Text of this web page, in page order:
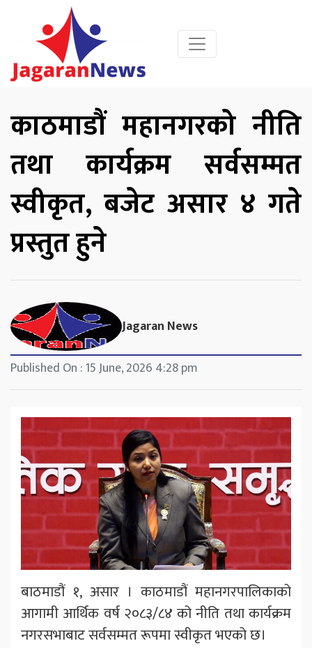
काठमाडौं महानगरको नीति
तथा कार्यक्रम सर्वसम्मत
स्वीकृत, बजेट असार ४ गते
प्रस्तुत हुने
Jagaran News
Published On : 15 June, 2026 4:28 pm
बाठमाडौं १, असार । काठमाडौं महानगरपालिकाको
आगामी आर्थिक वर्ष २०८३/८४ को नीति तथा कार्यक्रम
नगरसभाबाट सर्वसम्मत रूपमा स्वीकृत भएको छ।